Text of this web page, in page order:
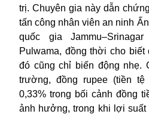
trị. Chuyên gia này dẫn
tấn công nhân viên an ninh
quốc gia
Pulwama, đồng thời cho
đó cũng chỉ biến động nhẹ.
trường, đồng rupee (tiền
0,33% trong bối cảnh đồng
ảnh hưởng, trong khi lợi suất